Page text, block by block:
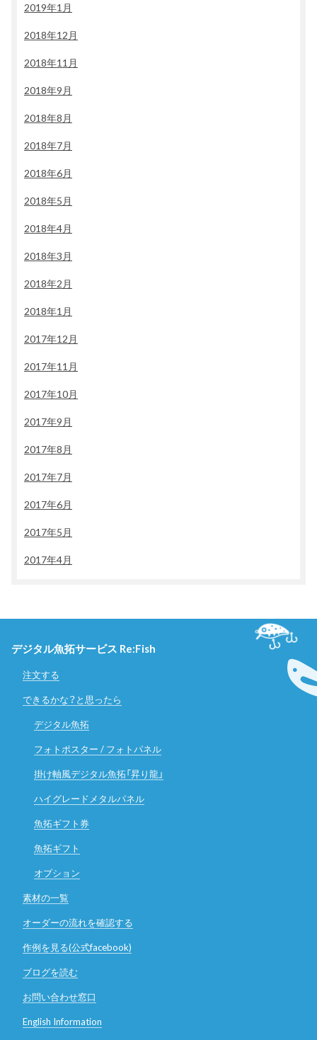
2019年1月
2018年12月
2018年11月
2018年9月
2018年8月
2018年7月
2018年6月
2018年5月
2018年4月
2018年3月
2018年2月
2018年1月
2017年12月
2017年11月
2017年10月
2017年9月
2017年8月
2017年7月
2017年6月
2017年5月
2017年4月
デジタル魚拓サービス Re:Fish
注文する
できるかな？と思ったら
デジタル魚拓
フォトポスター / フォトパネル
掛け軸風デジタル魚拓「昇り龍」
ハイグレードメタルパネル
魚拓ギフト券
魚拓ギフト
オプション
素材の一覧
オーダーの流れを確認する
作例を見る(公式facebook)
ブログを読む
お問い合わせ窓口
English Information